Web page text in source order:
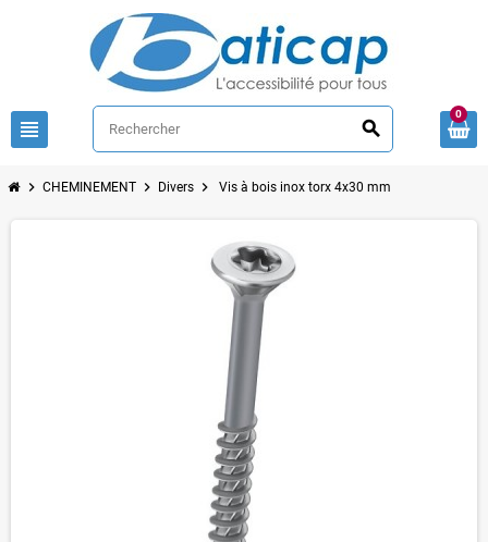
view_headline search
0
chevron_right CHEMINEMENT chevron_right Divers chevron_right Vis à bois inox torx 4x30 mm